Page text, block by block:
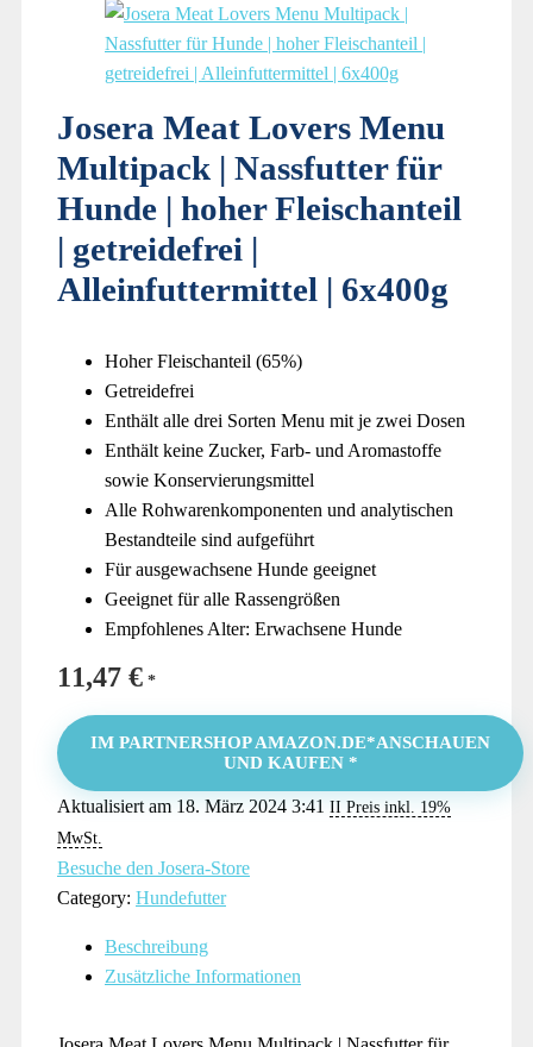
Josera Meat Lovers Menu
Multipack | Nassfutter für
Hunde | hoher Fleischanteil
| getreidefrei |
Alleinfuttermittel | 6x400g
Hoher Fleischanteil (65%)
Getreidefrei
Enthält alle drei Sorten Menu mit je zwei Dosen
Enthält keine Zucker, Farb- und Aromastoffe
sowie Konservierungsmittel
Alle Rohwarenkomponenten und analytischen
Bestandteile sind aufgeführt
Für ausgewachsene Hunde geeignet
Geeignet für alle Rassengrößen
Empfohlenes Alter: Erwachsene Hunde
11,47 €
IM PARTNERSHOP AMAZON.DE*ANSCHAUEN
UND KAUFEN *
Aktualisiert am 18. März 2024 3:41 II Preis inkl. 19%
MwSt.
Besuche den Josera-Store
Category: Hundefutter
Beschreibung
Zusätzliche Informationen